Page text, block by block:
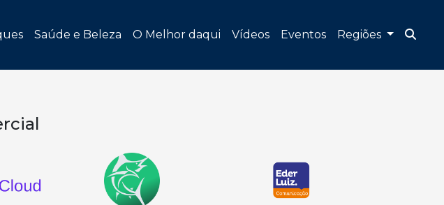
Saúde e Beleza O Melhor daqui Vídeos Eventos Regiões